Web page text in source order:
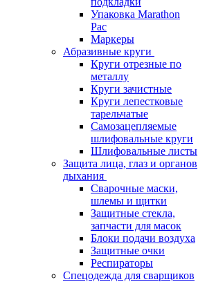
Упаковка Marathon
Pac
Маркеры
Абразивные круги
Круги отрезные по
металлу
Круги зачистные
Круги лепестковые
тарельчатые
Самозацепляемые
шлифовальные круги
Шлифовальные листы
Защита лица, глаз и органов
дыхания
Сварочные маски,
шлемы и щитки
Защитные стекла,
запчасти для масок
Блоки подачи воздуха
Защитные очки
Респираторы
Спецодежда для сварщиков